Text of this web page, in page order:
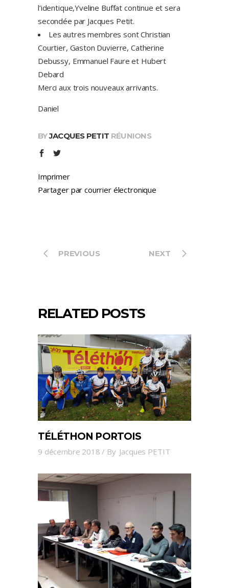
l’identique,Yveline Buffat continue et sera
secondée par Jacques Petit.
Les autres membres sont Christian
Courtier, Gaston Duvierre, Catherine
Debussy, Emmanuel Faure et Hubert
Debard
Merci aux trois nouveaux arrivants.
Daniel
BYJACQUES PETIT RÉUNIONS
Imprimer
Partager par courrier électronique
PREVIOUS NEXT
RELATED POSTS
TÉLÉTHON PORTOIS
9 décembre 2018 By Jacques PETIT